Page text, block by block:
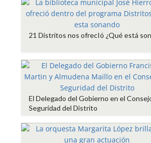
21 Distritos nos ofrecIó ¿Qué está
El Delegado del Gobierno en el
Seguridad del Distrito